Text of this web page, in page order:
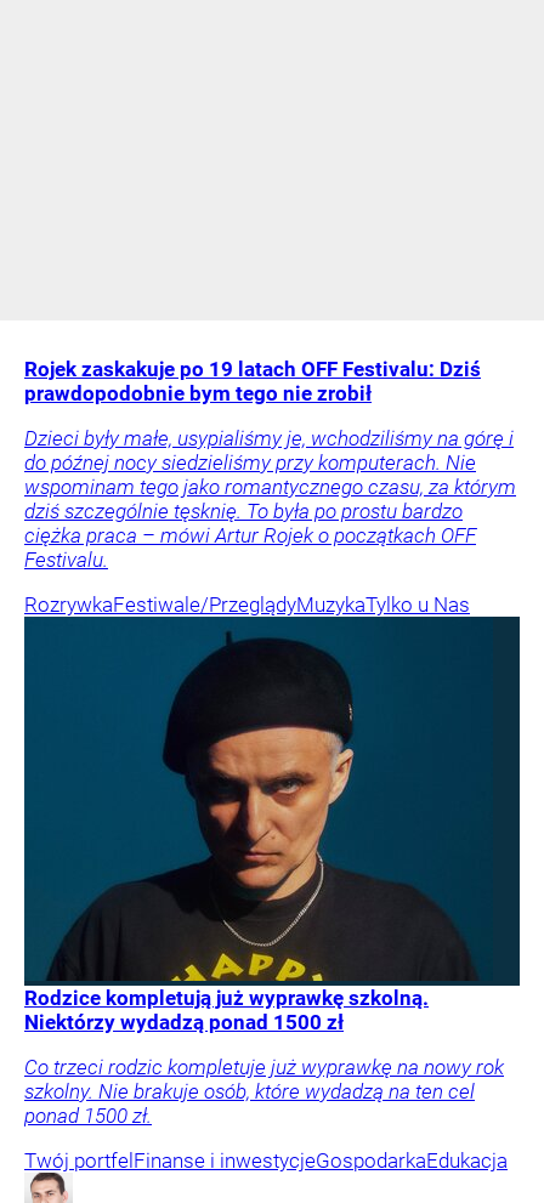
Rojek zaskakuje po 19 latach OFF Festivalu: Dziś
prawdopodobnie bym tego nie zrobił
Dzieci były małe, usypialiśmy je, wchodziliśmy na górę i
do późnej nocy siedzieliśmy przy komputerach. Nie
wspominam tego jako romantycznego czasu, za którym
dziś szczególnie tęsknię. To była po prostu bardzo
ciężka praca – mówi Artur Rojek o początkach OFF
Festivalu.
RozrywkaFestiwale/PrzeglądyMuzykaTylko u Nas
Rodzice kompletują już wyprawkę szkolną.
Niektórzy wydadzą ponad 1500 zł
Co trzeci rodzic kompletuje już wyprawkę na nowy rok
szkolny. Nie brakuje osób, które wydadzą na ten cel
ponad 1500 zł.
Twój portfelFinanse i inwestycjeGospodarkaEdukacja